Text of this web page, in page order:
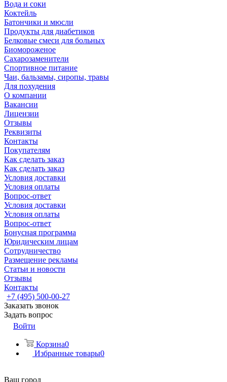
Вода и соки
Коктейль
Батончики и мюсли
Продукты для диабетиков
Белковые смеси для больных
Биомороженое
Сахарозаменители
Спортивное питание
Чаи, бальзамы, сиропы, травы
Для похудения
О компании
Вакансии
Лицензии
Отзывы
Реквизиты
Контакты
Покупателям
Как сделать заказ
Как сделать заказ
Условия доставки
Условия оплаты
Вопрос-ответ
Условия доставки
Условия оплаты
Вопрос-ответ
Бонусная программа
Юридическим лицам
Сотрудничество
Размещение рекламы
Статьи и новости
Отзывы
Контакты
+7 (495) 500-00-27
Заказать звонок
Задать вопрос
Войти
Корзина0
Избранные товары0
Ваш город